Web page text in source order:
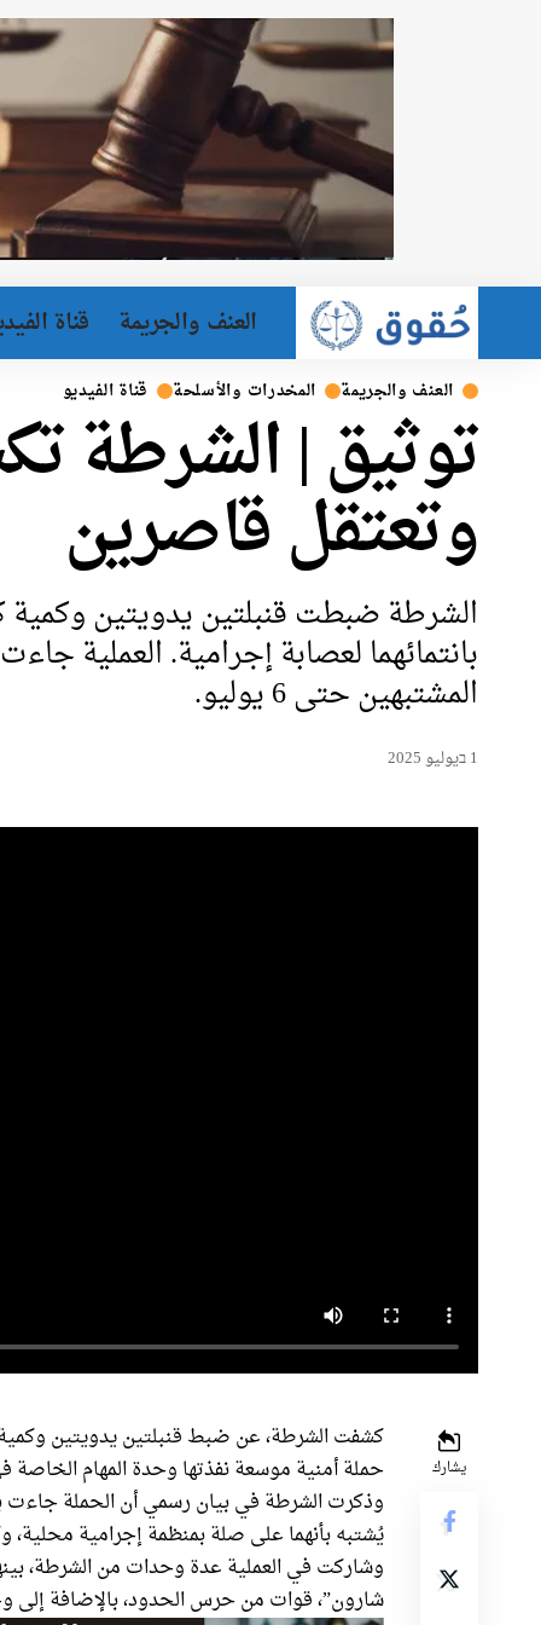
العنف والجريمة قناة
العنف والجريمة المخدرات والأسلحة قناة الفيديو
توثيق | الشرطة
وتعتقل قاصرين
بانتمائهما لعصابة إجرامية. العملية
المشتبهين حتى 6 يوليو.
1 בيوليو 2025
يشارك
كشفت الشرطة، عن ضبط قنبلتين يدويتين
حملة أمنية موسعة نفذتها وحدة المهام الخاصة
يُشتبه بأنهما على صلة بمنظمة إجرامية محلية،
وشاركت في العملية عدة وحدات من الشرطة،
شارون”، قوات من حرس الحدود، بالإضافة إلى